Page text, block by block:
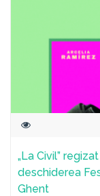
„La Civil”
deschiderea
Ghent